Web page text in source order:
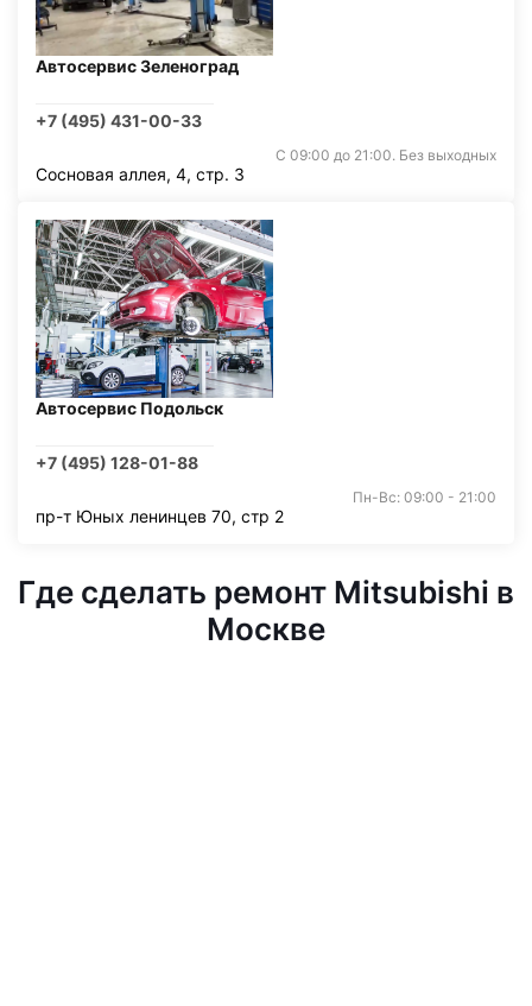
Автосервис Зеленоград
+7 (495) 431-00-33
С 09:00 до 21:00. Без выходных
Сосновая аллея, 4, стр. 3
Автосервис Подольск
+7 (495) 128-01-88
Пн-Вс: 09:00 - 21:00
пр-т Юных ленинцев 70, стр 2
Где сделать ремонт Mitsubishi в
Москве